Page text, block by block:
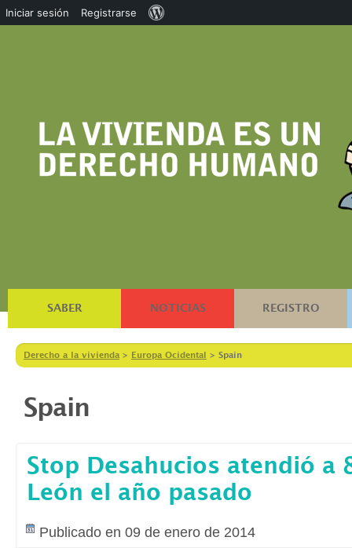
SABER NOTICIAS REGISTRO
Derecho a la vivienda > Europa Ocidental > Spain
Spain
Stop Desahucios atendió a
León el año pasado
Publicado en 09 de enero de 2014
Iniciar sesión Registrarse